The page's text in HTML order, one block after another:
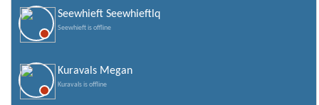
Seewhieft Seewhieftlq
Seewhieft is offline
Kuravals Megan
Kuravals is offline